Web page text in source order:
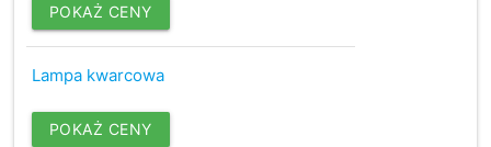
POKAŻ CENY
Lampa kwarcowa
POKAŻ CENY